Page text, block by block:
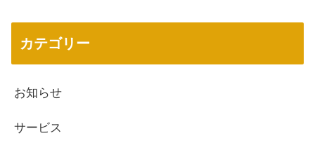
カテゴリー
お知らせ
サービス